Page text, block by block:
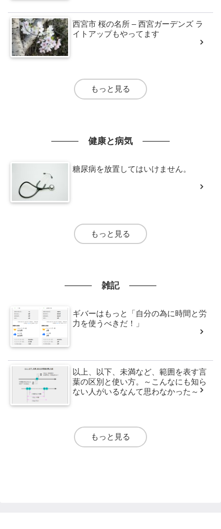
西宮市 桜の名所 – 西宮ガーデンズ ラ
イトアップもやってます
もっと見る
健康と病気
糖尿病を放置してはいけません。
もっと見る
雑記
ギバーはもっと「自分の為に時間と労
力を使うべきだ！」
以上、以下、未満など、範囲を表す言
葉の区別と使い方。～こんなにも知ら
ない人がいるなんて思わなかった～
もっと見る